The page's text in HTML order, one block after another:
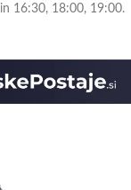
16:30, 18:00, 19:00.